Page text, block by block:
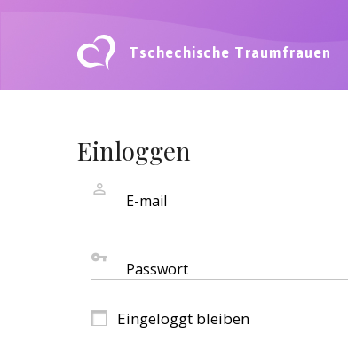
Tschechische Traumfrauen
Einloggen
E-mail
Passwort
Eingeloggt bleiben